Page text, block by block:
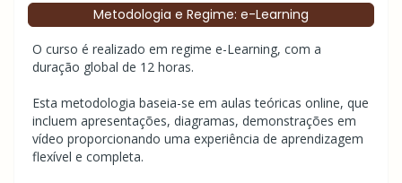
Metodologia e Regime: e-Learning
O curso é realizado em regime e-Learning, com a
duração global de 12 horas.
Esta metodologia baseia-se em aulas teóricas online, que
incluem apresentações, diagramas, demonstrações em
vídeo proporcionando uma experiência de aprendizagem
flexível e completa.